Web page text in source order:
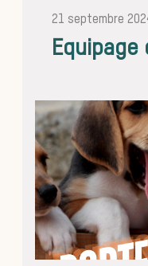
Equipage
21 septembre